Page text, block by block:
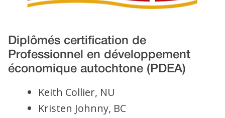
Diplômés certification de
Professionnel en développement
économique autochtone (PDEA)
Keith Collier, NU
Kristen Johnny, BC